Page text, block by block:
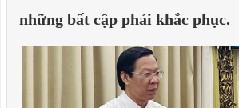
những bất cập phải khắc phục.